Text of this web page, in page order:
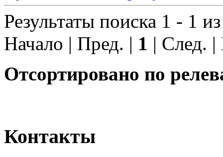
Результаты поиска 1 - 1
Начало | Пред. | 1 | След.
Отсортировано по
Контакты